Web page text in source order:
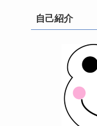
自己紹介